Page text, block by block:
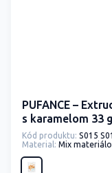
PUFANCE –
s karamelom 33 g
Kód produktu: S015
Material: Mix